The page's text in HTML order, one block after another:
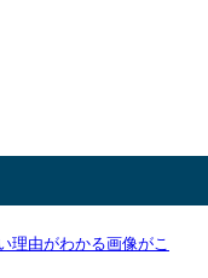
理由がわかる画像がこ